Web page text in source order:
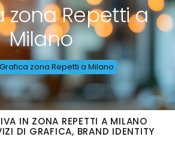
zona Repetti a
Milano
Grafica zona Repetti a Milano
IN ZONA REPETTI A MILANO
DI GRAFICA, BRAND IDENTITY